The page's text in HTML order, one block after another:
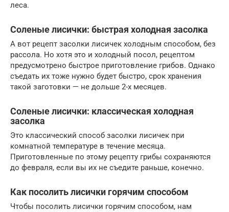
леса.
Соленые лисички: быстрая холодная засолка
А вот рецепт засолки лисичек холодным способом, без
рассола. Но хотя это и холодный посол, рецептом
предусмотрено быстрое приготовление грибов. Однако
съедать их тоже нужно будет быстро, срок хранения
такой заготовки — не дольше 2-х месяцев.
Соленые лисички: классическая холодная
засолка
Это классический способ засолки лисичек при
комнатной температуре в течение месяца.
Приготовленные по этому рецепту грибы сохраняются
до февраля, если вы их не съедите раньше, конечно.
Как посолить лисички горячим способом
Чтобы посолить лисички горячим способом, нам